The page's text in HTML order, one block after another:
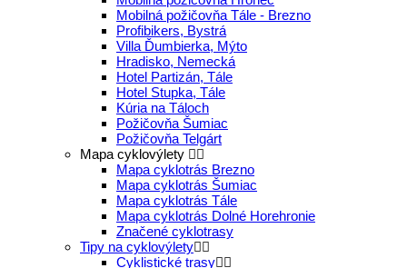
Mobilná požičovňa Tále - Brezno
Profibikers, Bystrá
Villa Ďumbierka, Mýto
Hradisko, Nemecká
Hotel Partizán, Tále
Hotel Stupka, Tále
Kúria na Táloch
Požičovňa Šumiac
Požičovňa Telgárt
Mapa cyklovýlety
Mapa cyklotrás Brezno
Mapa cyklotrás Šumiac
Mapa cyklotrás Tále
Mapa cyklotrás Dolné Horehronie
Značené cyklotrasy
Tipy na cyklovýlety
Cyklistické trasy